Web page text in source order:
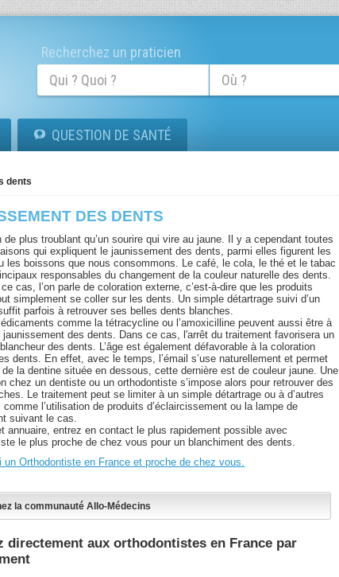
Recherchez un praticien
QUESTION DE SANTÉ
dents
DES DENTS
de plus troublant qu’un sourire qui vire au jaune. Il y a cependant toutes
qui expliquent le jaunissement des dents, parmi elles figurent les
les boissons que nous consommons. Le café, le cola, le thé et le tabac
responsables du changement de la couleur naturelle des dents.
cas, l’on parle de coloration externe, c’est-à-dire que les produits
simplement se coller sur les dents. Un simple détartrage suivi d’un
parfois à retrouver ses belles dents blanches.
comme la tétracycline ou l’amoxicilline peuvent aussi être à
jaunissement des dents. Dans ce cas, l'arrêt du traitement favorisera un
des dents. L’âge est également défavorable à la coloration
dents. En effet, avec le temps, l’émail s’use naturellement et permet
de la dentine située en dessous, cette dernière est de couleur jaune. Une
chez un dentiste ou un orthodontiste s’impose alors pour retrouver des
Le traitement peut se limiter à un simple détartrage ou à d’autres
comme l’utilisation de produits d’éclaircissement ou la lampe de
suivant le cas.
annuaire, entrez en contact le plus rapidement possible avec
le plus proche de chez vous pour un blanchiment des dents.
un Orthodontiste en France et proche de chez vous.
la communauté Allo-Médecins
directement aux orthodontistes en France par